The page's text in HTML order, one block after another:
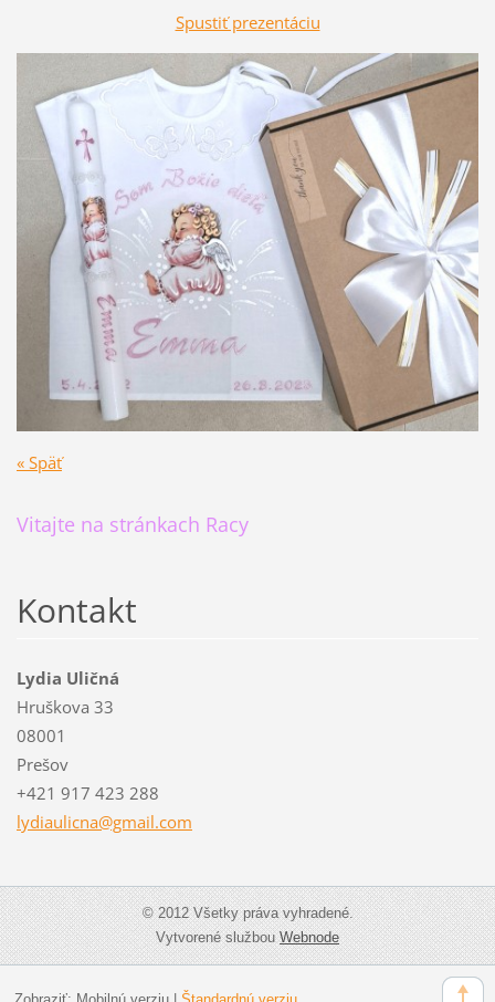
Spustiť prezentáciu
« Späť
Vitajte na stránkach Racy
Kontakt
Lydia Uličná
Hruškova 33
08001
Prešov
+421 917 423 288
lydiaulicna@gmail.com
© 2012 Všetky práva vyhradené.
Vytvorené službouWebnode